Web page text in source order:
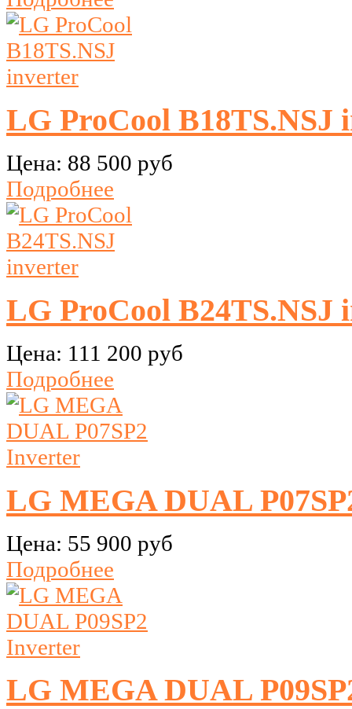
LG ProCool B18TS.NSJ
Цена: 88 500 руб
Подробнее
LG ProCool B24TS.NSJ
Цена: 111 200 руб
Подробнее
LG MEGA DUAL
Цена: 55 900 руб
Подробнее
LG MEGA DUAL